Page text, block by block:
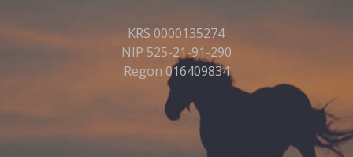
KRS 0000135274
NIP 525-21-91-290
Regon 016409834